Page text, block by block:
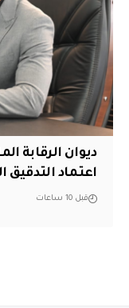
ديوان الرقابة
اعتماد
قبل 10 ساعات